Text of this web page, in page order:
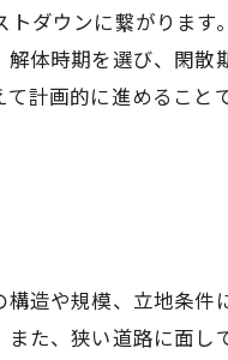
ダウンに繋がります
体時期を選び、閑散
計画的に進めること
造や規模、立地条件
た、狭い道路に面し